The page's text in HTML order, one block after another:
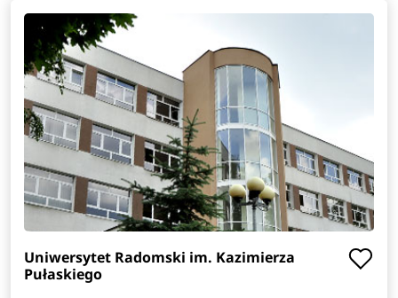
Uniwersytet Radomski im. Kazimierza
Pułaskiego